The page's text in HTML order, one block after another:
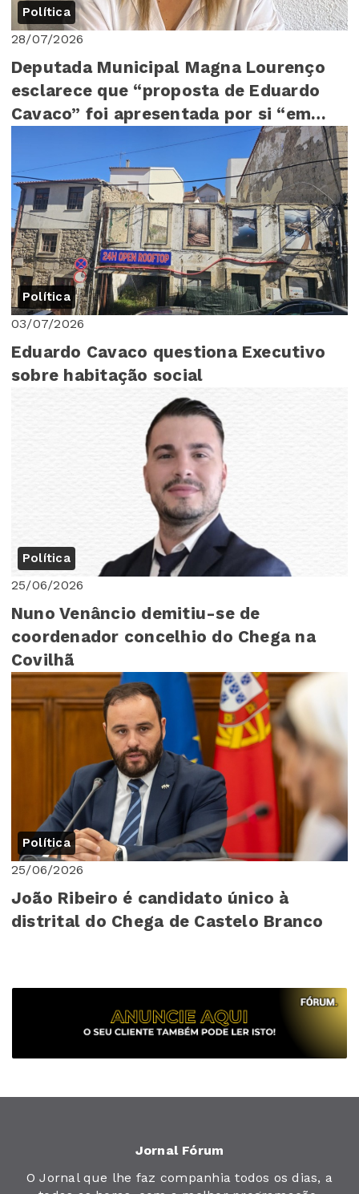
Política
28/07/2026
Deputada Municipal Magna Lourenço
esclarece que “proposta de Eduardo
Cavaco” foi apresentada por si “em
Política
03/07/2026
Eduardo Cavaco questiona Executivo
sobre habitação social
Política
25/06/2026
Nuno Venâncio demitiu-se de
coordenador concelhio do Chega na
Covilhã
Política
25/06/2026
João Ribeiro é candidato único à
distrital do Chega de Castelo Branco
Jornal Fórum
O Jornal que lhe faz companhia todos os dias, a